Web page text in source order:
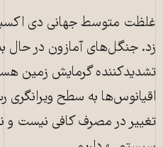
زد. جنگل‌های آمازون در حال
تشدیدکننده گرمایش زمین
اقیانوس‌ها به سطح ویرانگری
تغییر در مصرف کافی نیست و